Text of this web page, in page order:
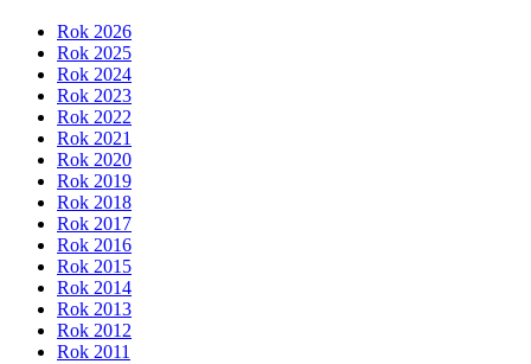
Rok 2026
Rok 2025
Rok 2024
Rok 2023
Rok 2022
Rok 2021
Rok 2020
Rok 2019
Rok 2018
Rok 2017
Rok 2016
Rok 2015
Rok 2014
Rok 2013
Rok 2012
Rok 2011